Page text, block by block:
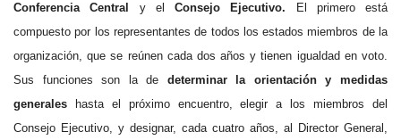
Conferencia Central
y el Consejo Ejecutivo. El primero está
compuesto por los representantes de todos los estados miembros de la
organización, que se reúnen cada dos años y tienen igualdad en voto.
Sus funciones son la de determinar la orientación y medidas
generales hasta el próximo encuentro, elegir a los miembros del
Consejo Ejecutivo, y designar, cada cuatro años, al Director General,